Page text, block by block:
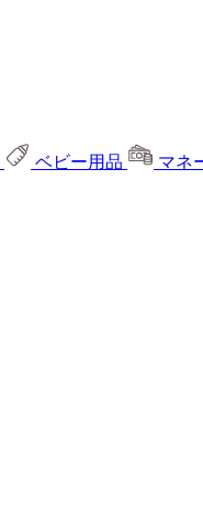
ベビー用品 マネ